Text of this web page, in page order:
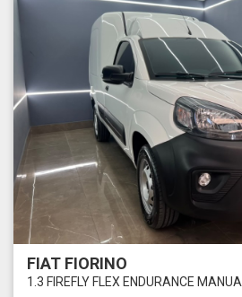
FIAT FIORINO
1.3 FIREFLY FLEX ENDURANCE MANUAL